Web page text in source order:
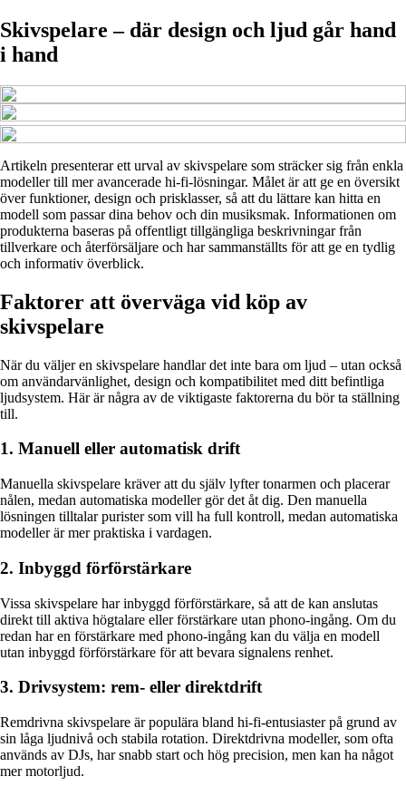
Skivspelare – där design och ljud går hand
i hand
Artikeln presenterar ett urval av skivspelare som sträcker sig från enkla
modeller till mer avancerade hi-fi-lösningar. Målet är att ge en översikt
över funktioner, design och prisklasser, så att du lättare kan hitta en
modell som passar dina behov och din musiksmak. Informationen om
produkterna baseras på offentligt tillgängliga beskrivningar från
tillverkare och återförsäljare och har sammanställts för att ge en tydlig
och informativ överblick.
Faktorer att överväga vid köp av
skivspelare
När du väljer en skivspelare handlar det inte bara om ljud – utan också
om användarvänlighet, design och kompatibilitet med ditt befintliga
ljudsystem. Här är några av de viktigaste faktorerna du bör ta ställning
till.
1. Manuell eller automatisk drift
Manuella skivspelare kräver att du själv lyfter tonarmen och placerar
nålen, medan automatiska modeller gör det åt dig. Den manuella
lösningen tilltalar purister som vill ha full kontroll, medan automatiska
modeller är mer praktiska i vardagen.
2. Inbyggd förförstärkare
Vissa skivspelare har inbyggd förförstärkare, så att de kan anslutas
direkt till aktiva högtalare eller förstärkare utan phono-ingång. Om du
redan har en förstärkare med phono-ingång kan du välja en modell
utan inbyggd förförstärkare för att bevara signalens renhet.
3. Drivsystem: rem- eller direktdrift
Remdrivna skivspelare är populära bland hi-fi-entusiaster på grund av
sin låga ljudnivå och stabila rotation. Direktdrivna modeller, som ofta
används av DJs, har snabb start och hög precision, men kan ha något
mer motorljud.